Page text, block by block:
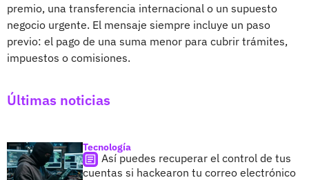
premio, una transferencia internacional o un supuesto
negocio urgente. El mensaje siempre incluye un paso
previo: el pago de una suma menor para cubrir trámites,
impuestos o comisiones.
Últimas noticias
Tecnología
Así puedes recuperar el control de tus
cuentas si hackearon tu correo electrónico